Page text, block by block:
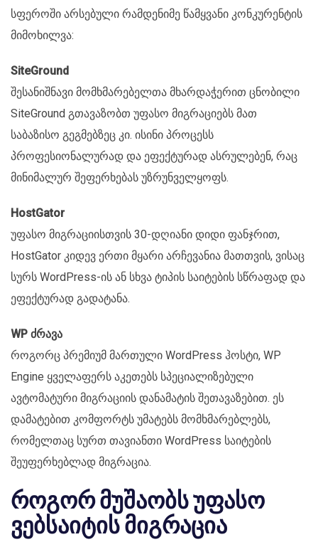
სფეროში არსებული რამდენიმე წამყვანი კონკურენტის
მიმოხილვა:
SiteGround
შესანიშნავი მომხმარებელთა მხარდაჭერით ცნობილი
SiteGround გთავაზობთ უფასო მიგრაციებს მათ
საბაზისო გეგმებზეც კი. ისინი პროცესს
პროფესიონალურად და ეფექტურად ასრულებენ, რაც
მინიმალურ შეფერხებას უზრუნველყოფს.
HostGator
უფასო მიგრაციისთვის 30-დღიანი დიდი ფანჯრით,
HostGator კიდევ ერთი მყარი არჩევანია მათთვის, ვისაც
სურს WordPress-ის ან სხვა ტიპის საიტების სწრაფად და
ეფექტურად გადატანა.
WP ძრავა
როგორც პრემიუმ მართული WordPress ჰოსტი, WP
Engine ყველაფერს აკეთებს სპეციალიზებული
ავტომატური მიგრაციის დანამატის შეთავაზებით. ეს
დამატებით კომფორტს უმატებს მომხმარებლებს,
რომელთაც სურთ თავიანთი WordPress საიტების
შეუფერხებლად მიგრაცია.
როგორ მუშაობს უფასო
ვებსაიტის მიგრაცია